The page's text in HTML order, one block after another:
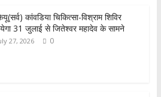
कांवडिया चिकित्सा-विश्राम शिविर
31 जुलाई से जितेश्वर महादेव के सामने
27, 2026 0